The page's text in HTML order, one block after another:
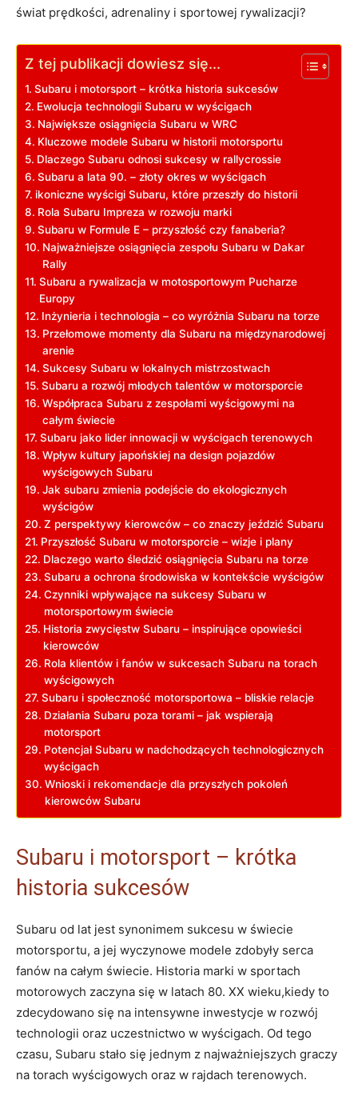
świat prędkości, adrenaliny i sportowej rywalizacji?
Z tej publikacji dowiesz się...
Subaru i motorsport – krótka historia sukcesów
Ewolucja technologii Subaru w wyścigach
Największe osiągnięcia Subaru w WRC
Kluczowe modele Subaru w historii motorsportu
Dlaczego Subaru odnosi sukcesy w rallycrossie
Subaru a lata 90. – złoty okres w wyścigach
ikoniczne wyścigi Subaru, które przeszły do historii
Rola Subaru Impreza w rozwoju marki
Subaru w Formule E – przyszłość czy fanaberia?
Najważniejsze osiągnięcia zespołu Subaru w Dakar
Rally
Subaru a rywalizacja w motosportowym Pucharze
Europy
Inżynieria i technologia – co wyróżnia Subaru na torze
Przełomowe momenty dla Subaru na międzynarodowej
arenie
Sukcesy Subaru w lokalnych mistrzostwach
Subaru a rozwój młodych talentów w motorsporcie
Współpraca Subaru z zespołami wyścigowymi na
całym świecie
Subaru jako lider innowacji w wyścigach terenowych
Wpływ kultury japońskiej na design pojazdów
wyścigowych Subaru
Jak subaru zmienia podejście do ekologicznych
wyścigów
Z perspektywy kierowców – co znaczy jeździć Subaru
Przyszłość Subaru w motorsporcie – wizje i plany
Dlaczego warto śledzić osiągnięcia Subaru na torze
Subaru a ochrona środowiska w kontekście wyścigów
Czynniki wpływające na sukcesy Subaru w
motorsportowym świecie
Historia zwycięstw Subaru – inspirujące opowieści
kierowców
Rola klientów i fanów w sukcesach Subaru na torach
wyścigowych
Subaru i społeczność motorsportowa – bliskie relacje
Działania Subaru poza torami – jak wspierają
motorsport
Potencjał Subaru w nadchodzących technologicznych
wyścigach
Wnioski i rekomendacje dla przyszłych pokoleń
kierowców Subaru
Subaru i motorsport – krótka
historia sukcesów
Subaru od lat jest synonimem sukcesu w świecie
motorsportu, a jej wyczynowe modele zdobyły serca
fanów na całym świecie. Historia marki w sportach
motorowych zaczyna się w latach 80. XX wieku,kiedy to
zdecydowano się na intensywne inwestycje w rozwój
technologii oraz uczestnictwo w wyścigach. Od tego
czasu, Subaru stało się jednym z najważniejszych graczy
na torach wyścigowych oraz w rajdach terenowych.